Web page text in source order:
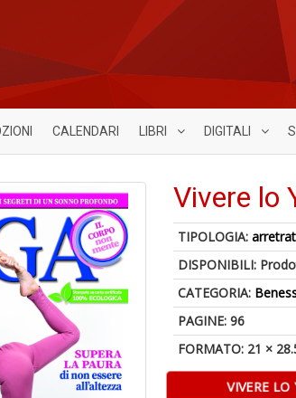
CALENDARI LIBRI DIGITALI
Vivere lo
TIPOLOGIA:
DISPONIBILI:
CATEGORIA:
PAGINE: 96
FORMATO: 21 ×
VIVERE